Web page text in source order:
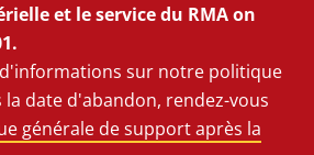
et le service du RMA on
sur notre politique
la date d'abandon, rendez-vous
générale de support après la